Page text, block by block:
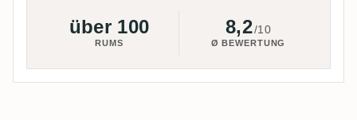
über 100
RUMS
8,2/10
Ø BEWERTUNG